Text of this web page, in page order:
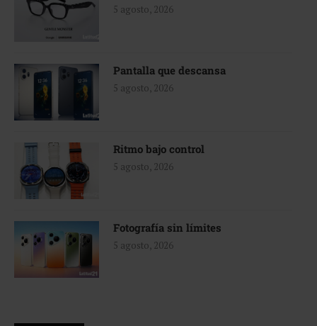
5 agosto, 2026
Pantalla que descansa
5 agosto, 2026
Ritmo bajo control
5 agosto, 2026
Fotografía sin límites
5 agosto, 2026